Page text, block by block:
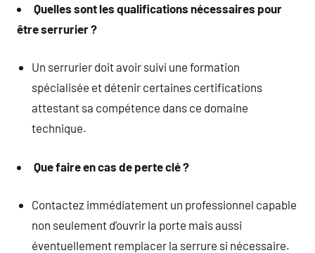
Quelles sont les qualifications nécessaires pour
être serrurier ?
Un serrurier doit avoir suivi une formation
spécialisée et détenir certaines certifications
attestant sa compétence dans ce domaine
technique.
Que faire en cas de perte clé ?
Contactez immédiatement un professionnel capable
non seulement d’ouvrir la porte mais aussi
éventuellement remplacer la serrure si nécessaire.